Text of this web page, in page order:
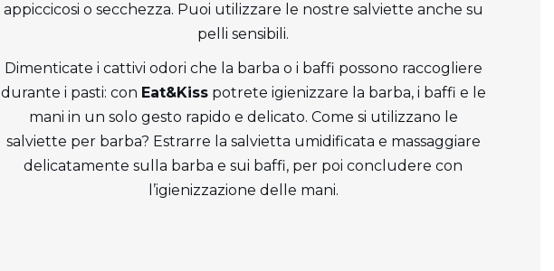
appiccicosi o secchezza. Puoi utilizzare le nostre salviette anche su
pelli sensibili.
Dimenticate i cattivi odori che la barba o i baffi possono raccogliere
durante i pasti: con Eat&Kisspotrete igienizzare la barba, i baffi e le
mani in un solo gesto rapido e delicato. Come si utilizzano le
salviette per barba? Estrarre la salvietta umidificata e massaggiare
delicatamente sulla barba e sui baffi, per poi concludere con
l’igienizzazione delle mani.